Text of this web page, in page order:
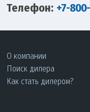
Телефон: +7-
О компании
Поиск дилера
Как стать дилером?